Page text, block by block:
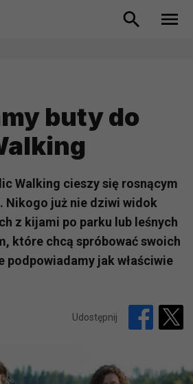
buty do
Walking cieszy się rosnącym
Nikogo już nie dziwi widok
z kijami po parku lub leśnych
które chcą spróbować swoich
podpowiadamy jak właściwie
Udostępnij